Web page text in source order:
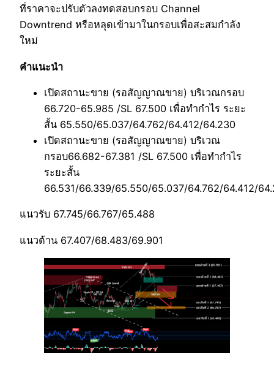
ที่ราคาจะปรับตัวลงทดสอบกรอบ Channel
Downtrend หรือหลุดเข้ามาในกรอบเพื่อสะสมกำลัง
ใหม่
คำแนะนำ
เปิดสถานะขาย (รอสัญญาณขาย) บริเวณกรอบ
66.720-65.985 /SL 67.500 เพื่อทำกำไร ระยะ
สั้น 65.550/65.037/64.762/64.412/64.230
เปิดสถานะขาย (รอสัญญาณขาย) บริเวณ
กรอบ66.682-67.381 /SL 67.500 เพื่อทำกำไร
ระยะสั้น
66.531/66.339/65.550/65.037/64.762/64.412/
แนวรับ 67.745/66.767/65.488
แนวต้าน 67.407/68.483/69.901